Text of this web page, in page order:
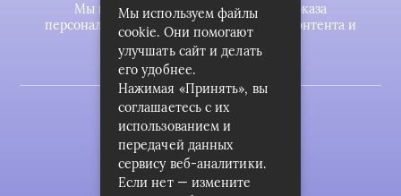
Мы используем файлы cookie для показа
персонализированной рекламы и/или контента и
анализа нашего трафика.
2023 © zookomplekt.ru
Карта сайта
Пользовательское соглашение
Мы используем файлы
cookie. Они помогают
улучшать сайт и делать
его удобнее.
Нажимая «Принять», вы
соглашаетесь с их
использованием и
передачей данных
сервису веб-аналитики.
Если нет — измените